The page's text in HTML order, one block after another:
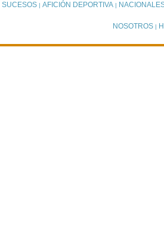
SUCESOS| AFICIÓN DEPORTIVA|
NOSOTROS |